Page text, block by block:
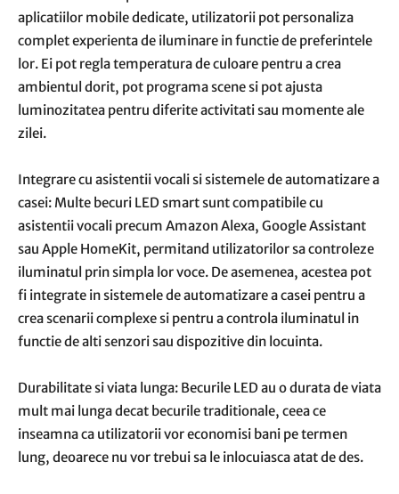
aplicatiilor mobile dedicate, utilizatorii pot personaliza
complet experienta de iluminare in functie de preferintele
lor. Ei pot regla temperatura de culoare pentru a crea
ambientul dorit, pot programa scene si pot ajusta
luminozitatea pentru diferite activitati sau momente ale
zilei.
Integrare cu asistentii vocali si sistemele de automatizare a
casei: Multe becuri LED smart sunt compatibile cu
asistentii vocali precum Amazon Alexa, Google Assistant
sau Apple HomeKit, permitand utilizatorilor sa controleze
iluminatul prin simpla lor voce. De asemenea, acestea pot
fi integrate in sistemele de automatizare a casei pentru a
crea scenarii complexe si pentru a controla iluminatul in
functie de alti senzori sau dispozitive din locuinta.
Durabilitate si viata lunga: Becurile LED au o durata de viata
mult mai lunga decat becurile traditionale, ceea ce
inseamna ca utilizatorii vor economisi bani pe termen
lung, deoarece nu vor trebui sa le inlocuiasca atat de des.